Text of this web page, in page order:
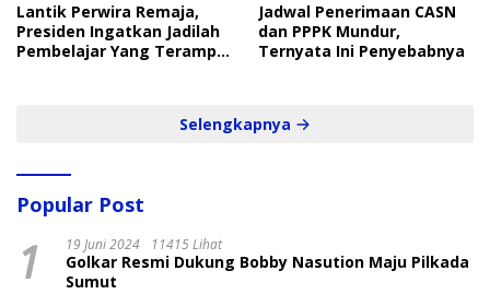
Lantik Perwira Remaja,
Presiden Ingatkan Jadilah
Pembelajar Yang Terampil
Jadwal Penerimaan CASN
dan PPPK Mundur,
Ternyata Ini Penyebabnya
Selengkapnya
Popular Post
1 19 Juni 2024 11415 Lihat
Golkar Resmi Dukung Bobby Nasution Maju Pilkada
Sumut